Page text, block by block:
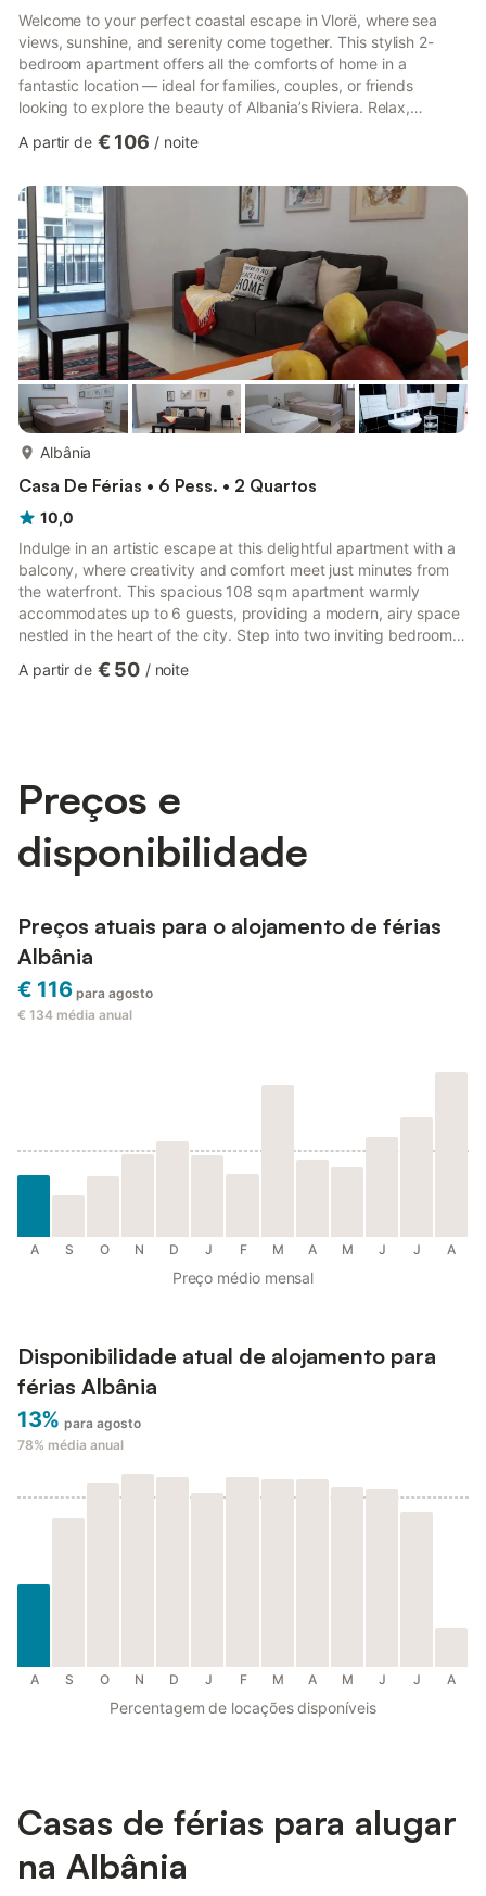
Welcome to your perfect coastal escape in Vlorë, where sea
views, sunshine, and serenity come together. This stylish 2-
bedroom apartment offers all the comforts of home in a
fantastic location — ideal for families, couples, or friends
looking to explore the beauty of Albania’s Riviera. Relax,
offer. 🏠 The Apartment Bright and modern 2-bedroom
2 stylish bathrooms with walk-in showers Sleeps up to 4 guests
Free on-site parking Air-conditioned throughout for year-roun...
A partir de € 106 / noite
Albânia
Casa De Férias • 6 Pess. • 2 Quartos
10,0
Indulge in an artistic escape at this delightful apartment with a
balcony, where creativity and comfort meet just minutes from
the waterfront. This spacious 108 sqm apartment warmly
accommodates up to 6 guests, providing a modern, airy space
nestled in the heart of the city. Step into two inviting bedrooms:
two comfy singles. The living room couch effortlessly
A partir de € 50 / noite
Preços e
disponibilidade
Preços atuais para o alojamento de férias
Albânia
€ 116 para agosto
€ 134 média anual
A S O N D J F M A M J J A
Preço médio mensal
Disponibilidade atual de alojamento para
férias Albânia
13% para agosto
78% média anual
A S O N D J F M A M J J A
Percentagem de locações disponíveis
Casas de férias para alugar
na Albânia